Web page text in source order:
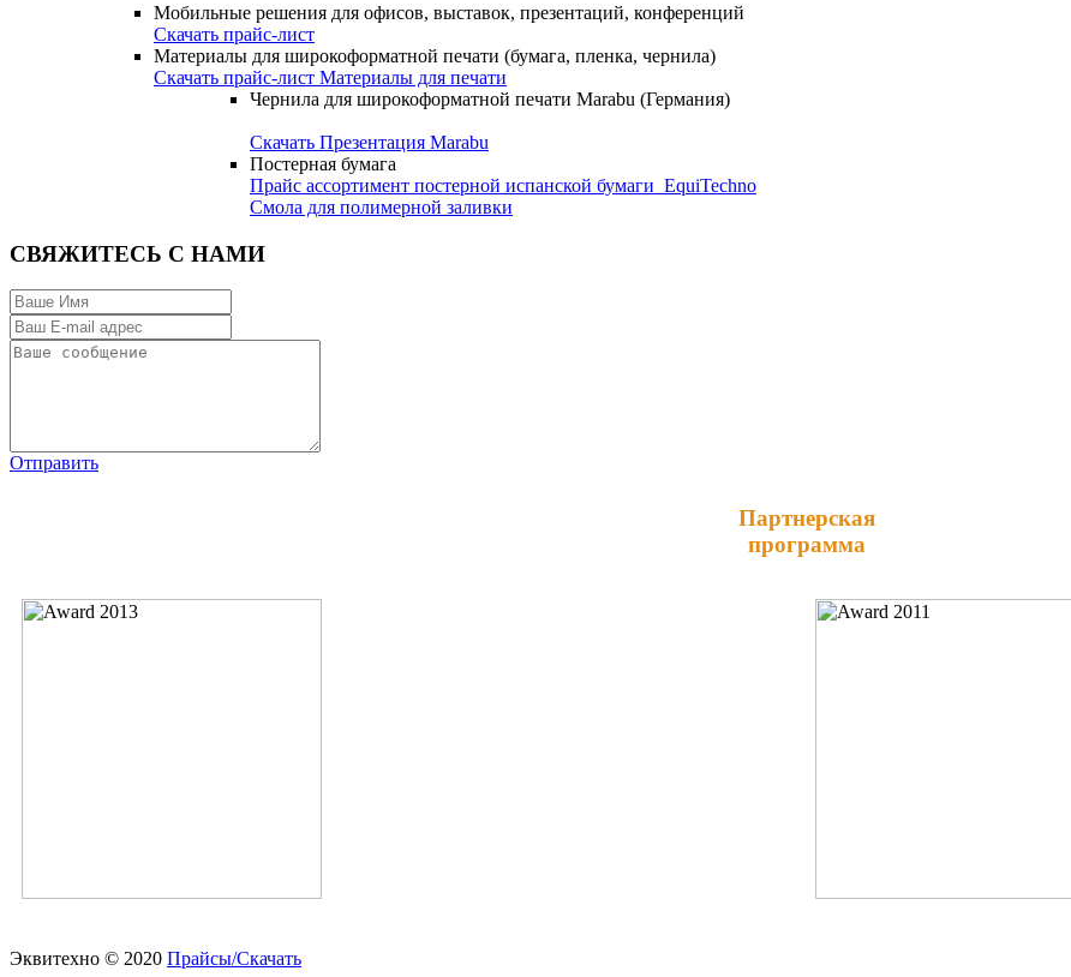
Мобильные решения для офисов, выставок, презентаций, конференций
Скачать прайс-лист
Материалы для широкоформатной печати (бумага, пленка, чернила)
Скачать прайс-лист Материалы для печати
Чернила для широкоформатной печати Marabu (Германия)
Скачать Презентация Marabu
Постерная бумага
Прайс ассортимент постерной испанской бумаги_EquiTechno
Смола для полимерной заливки
СВЯЖИТЕСЬ С НАМИ
Отправить
Партнерская
программа
Эквитехно © 2020 Прайсы/Скачать